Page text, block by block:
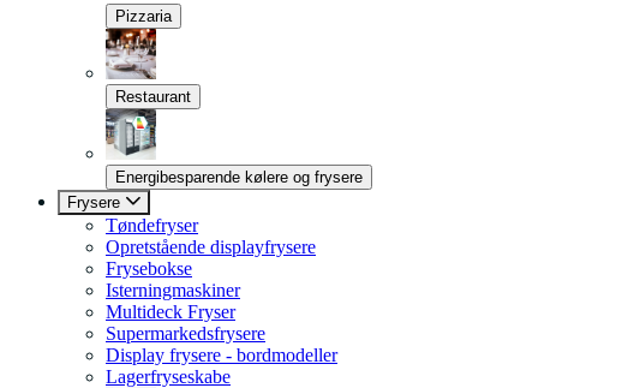
Pizzaria
Restaurant
Energibesparende kølere og frysere
Frysere
Tøndefryser
Opretstående displayfrysere
Frysebokse
Isterningmaskiner
Multideck Fryser
Supermarkedsfrysere
Display frysere - bordmodeller
Lagerfryseskabe